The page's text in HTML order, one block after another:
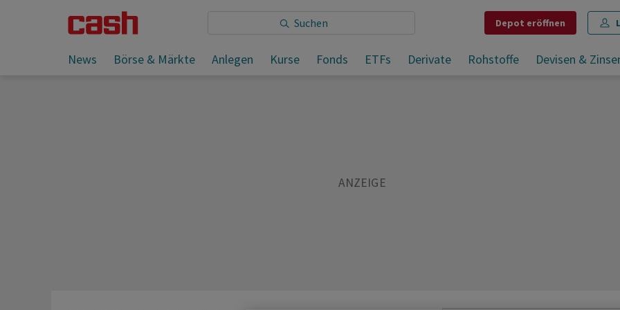
Depot eröffnen
News Börse & Märkte Anlegen Kurse Fonds ETFs Derivate Rohstoffe Devisen &
Sie lesen: Presseschau vom Wochenende 5 (3./4. Februar)
Teilen Merken Drucken Kommentare